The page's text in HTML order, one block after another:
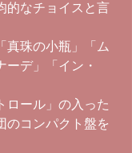
的なチョイスと言
真珠の小瓶」「ム
ーデ」「イン・
ロール」の入った
のコンパクト盤を